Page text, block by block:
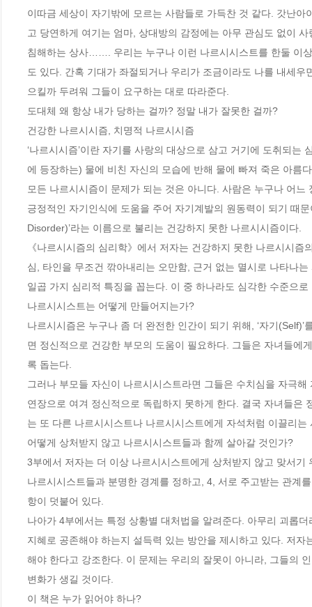
이따금 세상이 자기밖에 모르는 사람들로 가득찬 것 같다. 갓난
고 당연하게 여기는 엄마, 상대방의 감정에는 아무 관심도 없이
침해하는 상사……. 우리는 누구나 이런 나르시시스트를 한둘 이
도 있다. 간혹 기대가 좌절되거나 우리가 조금이라도 나를 내세
으킬까 두려워 그들이 요구하는 대로 따라준다.
도대체 왜 항상 내가 당하는 걸까? 정말 내가 잘못한 걸까?
건강한 나르시시즘, 치명적 나르시시즘
‘나르시시즘’이란 자기를 사랑의 대상으로 삼고 거기에 도취되
에 등장하는) 물에 비친 자신의 모습에 반해 물에 빠져 죽은 아름
모든 나르시시즘이 문제가 되는 것은 아니다. 사람은 누구나 어
긍정적인 자기인식에 도움을 주어 자기계발의 원동력이 되기 때
Disorder)’라는 이름으로 불리는 건강하지 못한 나르시시즘이다.
《나르시시즘의 심리학》에서 저자는 건강하지 못한 나르시시
심, 타인을 무조건 깎아내리는 오만함, 근거 없는 멸시로 나타나
일곱 가지 심리적 특징을 꼽는다. 이 중 하나라도 심각한 수준으
나르시시스트는 어떻게 만들어지는가?
나르시시즘은 누구나 좀 더 완전한 인간이 되기 위해, ‘자기
면 정신적으로 건강한 부모의 도움이 필요하다. 그들은 자녀들에
록 돕는다.
그러나 부모들 자신이 나르시시스트라면 그들은 수치심을 자극
연장으로 여겨 정신적으로 독립하지 못하게 한다. 결국 자녀들은
는 또 다른 나르시시스트나 나르시시스트에게 자석처럼 이끌리는
어떻게 상처받지 않고 나르시시스트들과 함께 살아갈 것인가?
3부에서 저자는 더 이상 나르시시스트에게 상처받지 않고 맞서
나르시시스트들과 분명한 경계를 정하고, 4, 서로 주고받는 관계
항이 덧붙어 있다.
나아가 4부에서는 특정 상황별 대처법을 알려준다. 아무리 괴롭
지혜로 공존해야 하는지 설득력 있는 방안을 제시하고 있다. 저자
해야 한다고 강조한다. 이 문제는 우리의 잘못이 아니라, 그들의
변화가 생길 것이다.
이 책은 누가 읽어야 하나?